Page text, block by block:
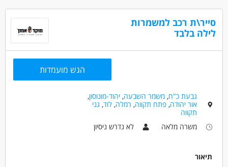
סייר\ת רכב למשמרות
לילה בלבד
הגש מועמדות
גבעת כ"ח,משמר השבעה,יהוד-מונוסון,
אור יהודה,פתח תקווה, רמלה,לוד, גני
תקווה
משרה מלאה
לא נדרש ניסיון
תיאור